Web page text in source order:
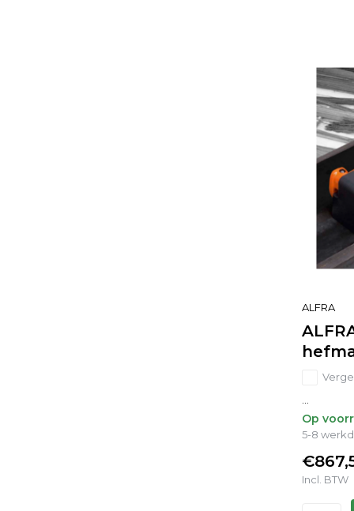
ALFRA
...
Op
5-8
Incl. BTW